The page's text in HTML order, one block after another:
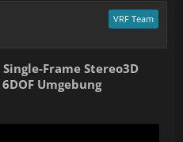
VRF Team
Single-Frame Stereo3D
6DOF Umgebung